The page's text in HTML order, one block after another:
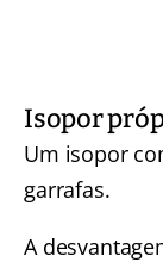
Isopor
Um isopor
garrafas.
A